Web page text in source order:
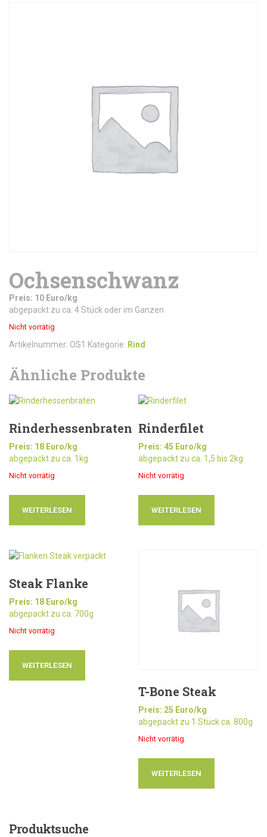
Ochsenschwanz
Preis: 10 Euro/kg
abgepackt zu ca. 4 Stück oder im Ganzen
Nicht vorrätig
Artikelnummer: OS1 Kategorie: Rind
Ähnliche Produkte
Rinderhessenbraten
Preis: 18 Euro/kg
abgepackt zu ca. 1kg
Nicht vorrätig
WEITERLESEN
Rinderfilet
Preis: 45 Euro/kg
abgepackt zu ca. 1,5 bis 2kg
Nicht vorrätig
WEITERLESEN
Steak Flanke
Preis: 18 Euro/kg
abgepackt zu ca. 700g
Nicht vorrätig
WEITERLESEN
T-Bone Steak
Preis: 25 Euro/kg
abgepackt zu 1 Stück ca. 800g
Nicht vorrätig
WEITERLESEN
Produktsuche